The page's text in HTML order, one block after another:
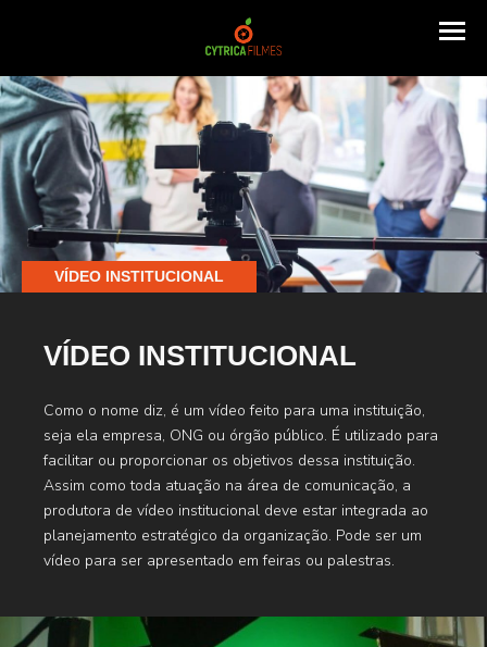
VÍDEO INSTITUCIONAL
VÍDEO INSTITUCIONAL
Como o nome diz, é um vídeo feito para uma instituição,
seja ela empresa, ONG ou órgão público. É utilizado para
facilitar ou proporcionar os objetivos dessa instituição.
Assim como toda atuação na área de comunicação, a
produtora de vídeo institucional deve estar integrada ao
planejamento estratégico da organização. Pode ser um
vídeo para ser apresentado em feiras ou palestras.